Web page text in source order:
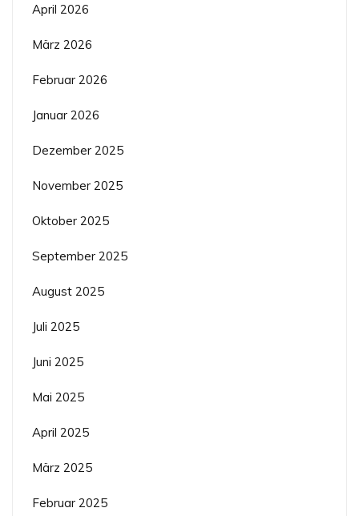
April 2026
März 2026
Februar 2026
Januar 2026
Dezember 2025
November 2025
Oktober 2025
September 2025
August 2025
Juli 2025
Juni 2025
Mai 2025
April 2025
März 2025
Februar 2025